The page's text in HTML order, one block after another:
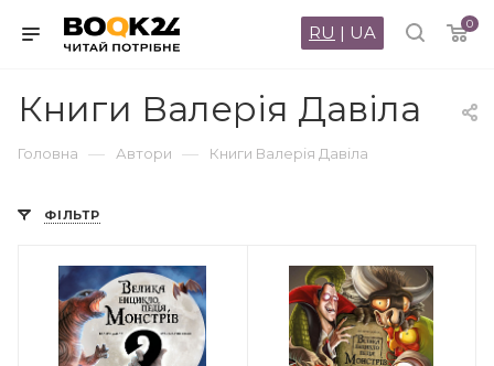
0
RU | UA
Книги Валерія Давіла
Головна — Автори — Книги Валерія Давіла
ФІЛЬТР